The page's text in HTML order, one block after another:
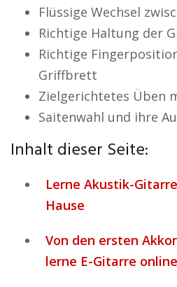
Flüssige Wechsel
Richtige Haltung der
Richtige
Griffbrett
Zielgerichtetes Üben
Saitenwahl und ihre
Inhalt dieser Seite:
Lerne Akustik-
Hause
Von den ersten
lerne E-Gitarre online